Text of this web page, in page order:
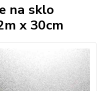
na sklo
x 30cm